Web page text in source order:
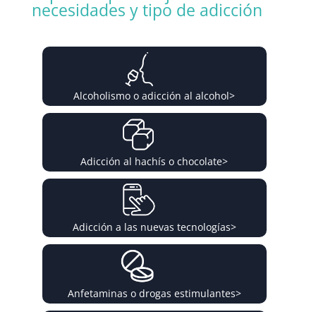
necesidades y tipo de adicción
Alcoholismo o adicción al alcohol>
Adicción al hachís o chocolate>
Adicción a las nuevas tecnologías>
Anfetaminas o drogas estimulantes>